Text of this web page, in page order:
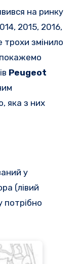
на ринку
2015, 2016,
змінило
Peugeot
яка з них
у
(лівий
потрібно